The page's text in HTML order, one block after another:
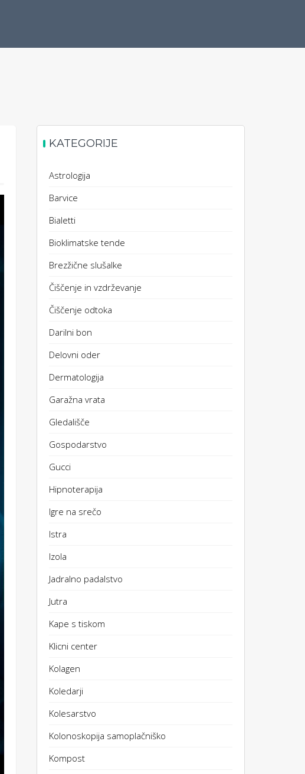
KATEGORIJE
Astrologija
Barvice
Bialetti
Bioklimatske tende
Brezžične slušalke
Čiščenje in vzdrževanje
Čiščenje odtoka
Darilni bon
Delovni oder
Dermatologija
Garažna vrata
Gledališče
Gospodarstvo
Gucci
Hipnoterapija
Igre na srečo
Istra
Izola
Jadralno padalstvo
Jutra
Kape s tiskom
Klicni center
Kolagen
Koledarji
Kolesarstvo
Kolonoskopija samoplačniško
Kompost